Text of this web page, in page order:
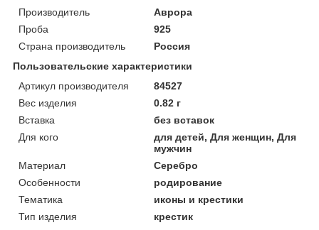
Производитель
Аврора
Проба
925
Страна производитель
Россия
Пользовательские характеристики
Артикул производителя
84527
Вес изделия
0.82 г
Вставка
без вставок
Для кого
для детей, Для женщин, Для
мужчин
Материал
Серебро
Особенности
родирование
Тематика
иконы и крестики
Тип изделия
крестик